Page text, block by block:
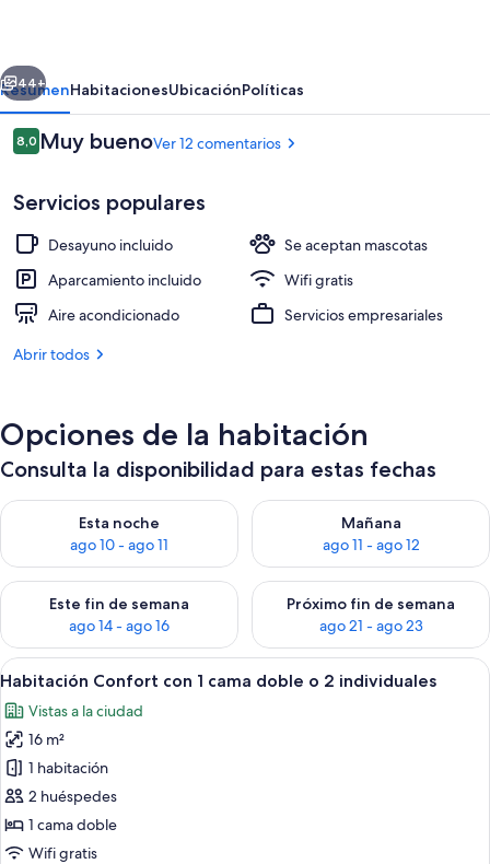
Terraza o patio
Siguiente
44+
ResumenHabitacionesUbicaciónPolíticas
Comentarios
8,08,0 de 10
Muy buenoVer 12 comentarios
Servicios populares
Desayuno incluido
Se aceptan mascotas
Aparcamiento incluido
Wifi gratis
Aire acondicionado
Servicios empresariales
Abrir todos
Opciones de la habitación
Consulta la disponibilidad para estas fechas
Esta noche
ago 10 - ago 11
Consulta la disponibilidad para esta noche, ago 10 - ago 11
Mañana
ago 11 - ago 12
Consulta la disponibilidad
Este fin de semana
ago 14 - ago 16
Consulta la disponibilidad para este fin de semana, ago 14 -
Próximo fin de semana
ago 21 - ago 23
Consulta la disponibilidad
Abrir
todas
las
fotos
de
Habitación
Confort
con
Un dormitorio con cama, mesitas de
4
Habitación Confort con 1 cama doble o 2 individuales
Vistas a la ciudad
16 m²
1 habitación
2 huéspedes
1 cama doble
Wifi gratis